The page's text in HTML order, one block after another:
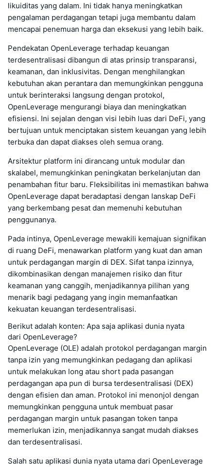
likuiditas yang dalam. Ini tidak hanya meningkatkan
pengalaman perdagangan tetapi juga membantu dalam
mencapai penemuan harga dan eksekusi yang lebih baik.
Pendekatan OpenLeverage terhadap keuangan
terdesentralisasi dibangun di atas prinsip transparansi,
keamanan, dan inklusivitas. Dengan menghilangkan
kebutuhan akan perantara dan memungkinkan pengguna
untuk berinteraksi langsung dengan protokol,
OpenLeverage mengurangi biaya dan meningkatkan
efisiensi. Ini sejalan dengan visi lebih luas dari DeFi, yang
bertujuan untuk menciptakan sistem keuangan yang lebih
terbuka dan dapat diakses oleh semua orang.
Arsitektur platform ini dirancang untuk modular dan
skalabel, memungkinkan peningkatan berkelanjutan dan
penambahan fitur baru. Fleksibilitas ini memastikan bahwa
OpenLeverage dapat beradaptasi dengan lanskap DeFi
yang berkembang pesat dan memenuhi kebutuhan
penggunanya.
Pada intinya, OpenLeverage mewakili kemajuan signifikan
di ruang DeFi, menawarkan platform yang kuat dan aman
untuk perdagangan margin di DEX. Sifat tanpa izinnya,
dikombinasikan dengan manajemen risiko dan fitur
keamanan yang canggih, menjadikannya pilihan yang
menarik bagi pedagang yang ingin memanfaatkan
kekuatan keuangan terdesentralisasi.
Berikut adalah konten: Apa saja aplikasi dunia nyata
dari OpenLeverage?
OpenLeverage (OLE) adalah protokol perdagangan margin
tanpa izin yang memungkinkan pedagang dan aplikasi
untuk melakukan long atau short pada pasangan
perdagangan apa pun di bursa terdesentralisasi (DEX)
dengan efisien dan aman. Protokol ini menonjol dengan
memungkinkan pengguna untuk membuat pasar
perdagangan margin untuk pasangan token tanpa
memerlukan izin, menjadikannya sangat mudah diakses
dan terdesentralisasi.
Salah satu aplikasi dunia nyata utama dari OpenLeverage